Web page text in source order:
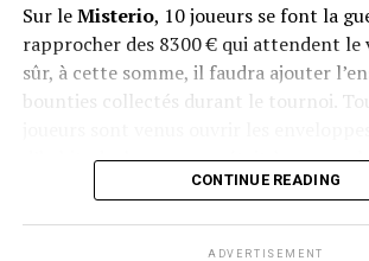
Sur leMisterio, 10 joueurs se font la
rapprocher des 8300 € qui attendent le
sûr, à cette somme, il faudra ajouter
bounties collectés durant le tournoi.
d’habitude, le suspense était à son
CONTINUE READING
ADVERTISEMENT